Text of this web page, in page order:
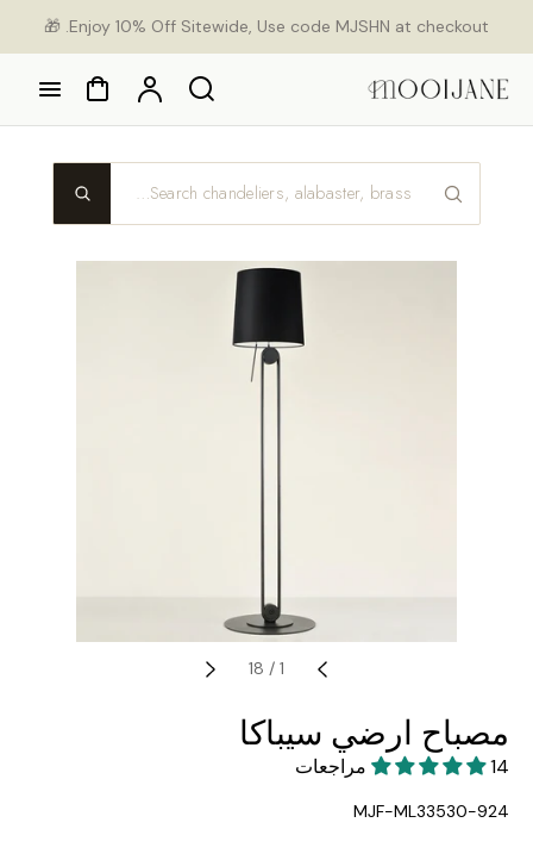
Enjoy 10% Off Sitewide, Use code MJSHN at checkout. 🎁
Search
Account
Cart
1
/
18
مصباح ارضي سيباكا
14 مراجعات
SKU:
MJF-ML33530-924